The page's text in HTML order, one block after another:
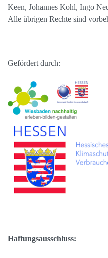
Keen, Johannes Kohl, Ingo
Alle übrigen Rechte sind
Gefördert durch:
Haftungsausschluss: